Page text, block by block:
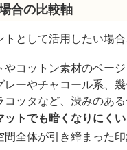
合の比較軸
として活用したい場合
やコットン素材のベー
レーやチャコール系、
コッタなど、渋みのあ
ットでも暗くなりにくい
全体が引き締まった印